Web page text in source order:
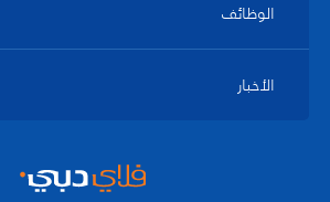
الوظائف
الأخبار